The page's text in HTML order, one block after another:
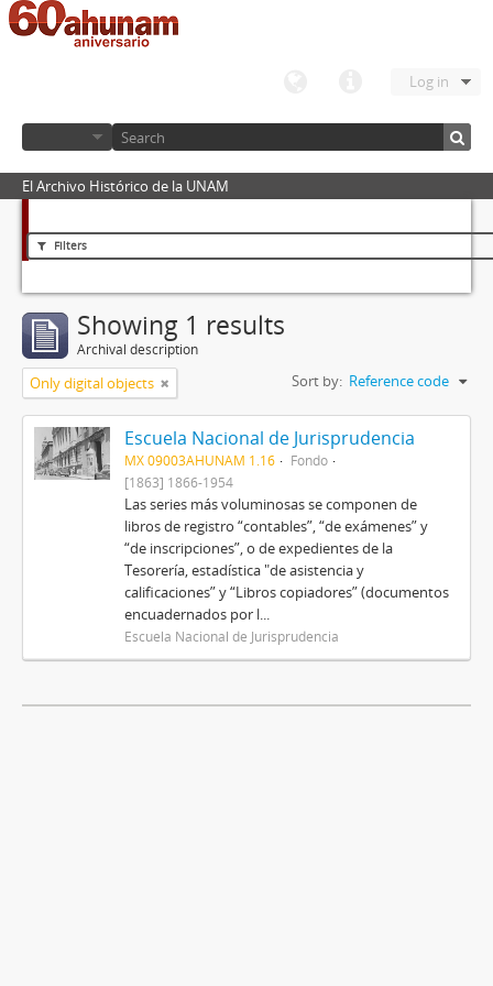
Log in
El Archivo Histórico de la UNAM
Filters
Showing 1 results
Archival description
Only digital objects Sort by: Reference code
Escuela Nacional de Jurisprudencia
MX 09003AHUNAM 1.16
Fondo
[1863] 1866-1954
Las series más voluminosas se componen de
libros de registro “contables”, “de exámenes” y
“de inscripciones”, o de expedientes de la
Tesorería, estadística "de asistencia y
calificaciones” y “Libros copiadores” (documentos
encuadernados por l...
Escuela Nacional de Jurisprudencia